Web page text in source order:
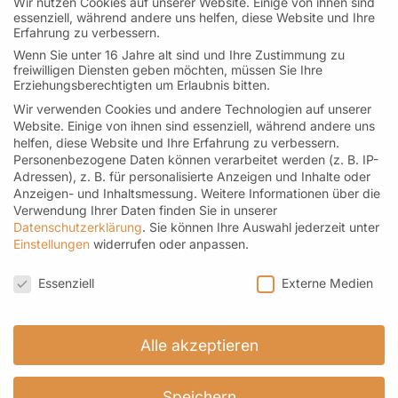
(Adventssamstage bis 16:00 Uhr geöffnet)
Dienstag geschlossen
Kontakt
Helfereistraße 4 I 78532 Tuttlingen
Telefon: 07461-171 96 69 M: 0176-21451329
kontakt@roemer-spitzentee.de
Hier geht es zur Anmeldung
essenziell, während andere uns helfen, diese Website und Ihre
Erfahrung zu verbessern.
Wenn Sie unter 16 Jahre alt sind und Ihre Zustimmung zu
freiwilligen Diensten geben möchten, müssen Sie Ihre
Erziehungsberechtigten um Erlaubnis bitten.
Wir verwenden Cookies und andere Technologien auf unserer
Website. Einige von ihnen sind essenziell, während andere uns
helfen, diese Website und Ihre Erfahrung zu verbessern.
Personenbezogene Daten können verarbeitet werden (z. B. IP-
Adressen), z. B. für personalisierte Anzeigen und Inhalte oder
Anzeigen- und Inhaltsmessung. Weitere Informationen über die
Verwendung Ihrer Daten finden Sie in unserer
Datenschutzerklärung. Sie können Ihre Auswahl jederzeit unter
Einstellungen widerrufen oder anpassen.
Essenziell
Externe Medien
Alle akzeptieren